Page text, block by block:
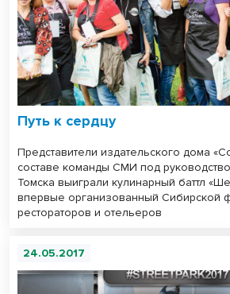
Путь к сердцу
Представители издательского дома
составе команды СМИ под
Томска выиграли кулинарный баттл
впервые организованный Сибирской
рестораторов и отельеров
24.05.2017